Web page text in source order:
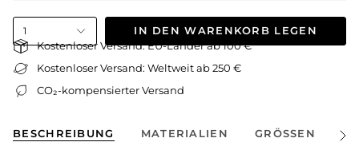
1 IN DEN WARENKORB LEGEN
Kostenloser Versand: EU-Länder ab 100 €
Kostenloser Versand: Weltweit ab 250 €
CO₂-kompensierter Versand
BESCHREIBUNG MATERIALIEN GRÖSSEN
Alle